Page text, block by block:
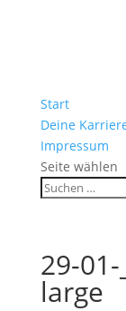
Start
Deine
Impressum
Seite wählen
29-
large